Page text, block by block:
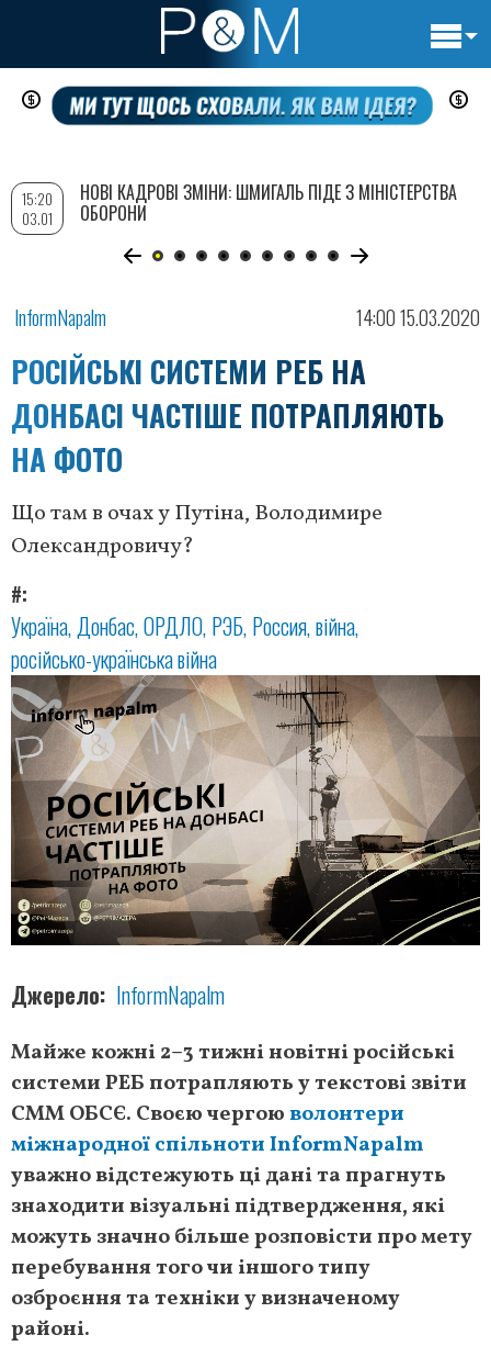
Перейти
до
вмісту
InformNapalm 14:00 15.03.2020
РОСІЙСЬКІ СИСТЕМИ РЕБ НА
ДОНБАСІ ЧАСТІШЕ ПОТРАПЛЯЮТЬ
НА ФОТО
Що там в очах у Путіна, Володимире
Олександровичу?
#
Україна Донбас ОРДЛО РЭБ Россия війна
російсько-українська війна
Джерело InformNapalm
Майже кожні 2–3 тижні новітні російські
системи РЕБ потрапляють у текстові звіти
СММ ОБСЄ. Своєю чергою волонтери
міжнародної спільноти InformNapalm
уважно відстежують ці дані та прагнуть
знаходити візуальні підтвердження, які
можуть значно більше розповісти про мету
перебування того чи іншого типу
озброєння та техніки у визначеному
районі.
15:20
03.01
НОВІ КАДРОВІ ЗМІНИ: ШМИГАЛЬ ПІДЕ З МІНІСТЕРСТВА
ОБОРОНИ